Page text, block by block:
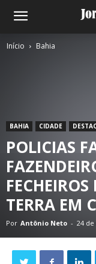
Início Bahia
BAHIA CIDADE
POLICIAS
TERRA EM
Por Antônio Neto - 24